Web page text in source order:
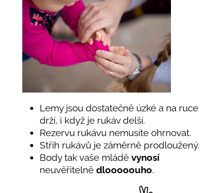
Lemy jsou dostatečně úzké a na ruce
drží, i když je rukáv delší.
Rezervu rukávu nemusíte ohrnovat.
Střih rukávů je záměrně prodloužený.
Body tak vaše mládě vynosí
neuvěřitelně dlooooouho.